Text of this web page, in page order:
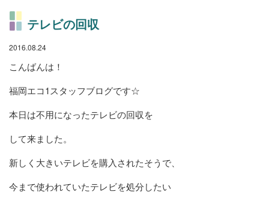
テレビの回収
2016.08.24
こんばんは！
福岡エコ1スタッフブログです☆
本日は不用になったテレビの回収を
して来ました。
新しく大きいテレビを購入されたそうで、
今まで使われていたテレビを処分したい